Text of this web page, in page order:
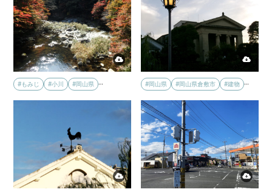
#もみじ #小川 #岡山県 #岡山県 #岡山県倉敷市 #建物